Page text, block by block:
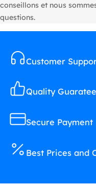
conseillons et nous
questions.
Customer
Quality
Secure Payment
Best Prices and